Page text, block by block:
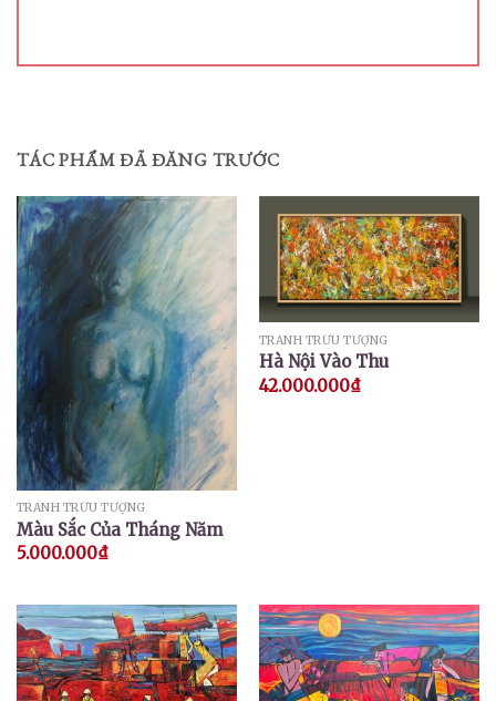
TÁC PHẨM ĐÃ ĐĂNG TRƯỚC
TRANH TRỪU TƯỢNG
Màu Sắc Của Tháng Năm
5.000.000₫
TRANH TRỪU TƯỢNG
Hà Nội Vào Thu
42.000.000₫